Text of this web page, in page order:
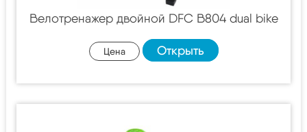
Велотренажер двойной DFC B804 dual bike
Цена Открыть